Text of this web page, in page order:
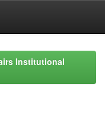
Institutional